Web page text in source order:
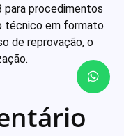
para procedimentos
técnico em formato
de reprovação, o